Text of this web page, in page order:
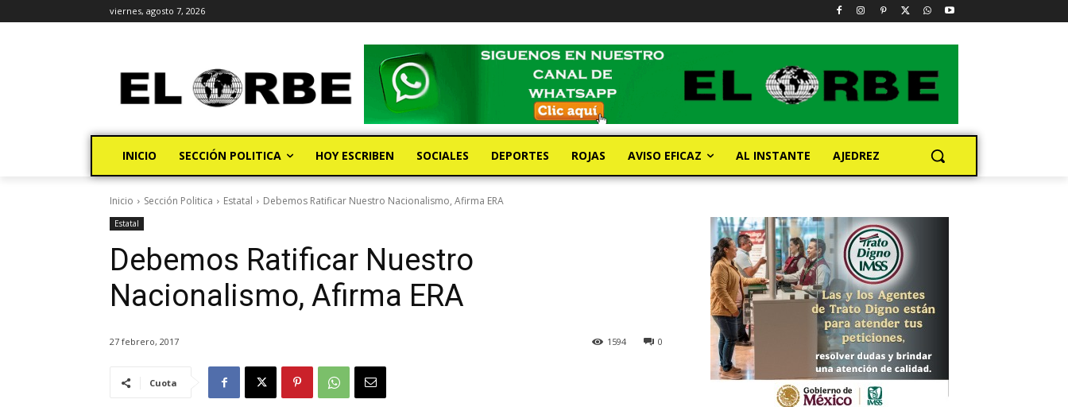
viernes, agosto 7, 2026
INICIO SECCIÓN POLITICA HOY ESCRIBEN SOCIALES DEPORTES ROJAS AVISO EFICAZ AL INSTANTE AJEDREZ
Inicio Sección Politica Estatal Debemos Ratificar Nuestro Nacionalismo, Afirma ERA
Estatal
Debemos Ratificar Nuestro
Nacionalismo, Afirma ERA
27 febrero, 2017 0
1594
Cuota